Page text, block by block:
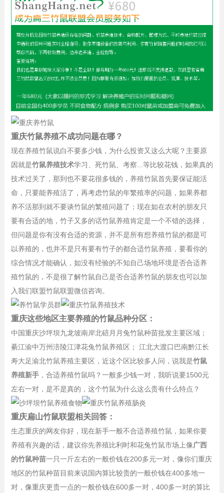
重庆竹鼠养殖不成功问题在哪？
现在养殖竹鼠说白不要多少钱，为什么投资又这么大呢？主要原
因就是竹鼠养殖技术学习、死竹鼠、考察...等比较花钱，如果真的
技术过关了，那到也不要花很多钱的，养殖竹鼠首先要保证能活
命，只要能养殖活了，再考虑竹鼠的年繁殖率的问题，如果养都
养不活那到就不要谈竹鼠的繁殖问题了；现在如在农村的朋友只
要有合适的地，竹子又多的话竹鼠养殖肯定是一个不错的选择，
但问题是你有没有合适的资源，并不是所有想养殖竹鼠的都是可
以养殖的，也并不是只有要有竹子的都合适竹鼠养殖，要看你的
综合情况才能确认，如没有经验的不知自己场地环境是否合适养
殖竹鼠的，不是很了解竹鼠自己是否合适养竹鼠的朋友也可以加
入我们联盟竹鼠联盟微信咨询。
重庆这些地区主要养殖的竹鼠品种分区：
中国重庆沙坪坝九龙坡南岸北碚月月兔竹鼠种苗批发主要区域；
綦江渝中万州涪陵江津花兔竹鼠养殖区； 江北大渡口巴南黔江长
寿大足渝北竹鼠养殖主要区，近这个区比较多人问，说我是竹鼠
养殖新手，合适养殖竹鼠吗？一般多少钱一对，我听说要1500元
左右一对，是不是真的，这个竹鼠为什么这么贵有什么特点？
重庆扁山竹鼠联盟相关回答：
生态重庆的网友你好，现在新手一般不合适养殖竹鼠，如果你要
养殖有兴趣的话，建议你先养殖比利时和花兔竹鼠市场上像广西
的竹鼠种苗一只一斤左右的一般价钱在200多元一对，像你们重庆
地区的竹鼠种苗目前来说国内算比较贵的一般价钱在400多地一
对，像重庆更贵一点的一般价钱在600多一对，400多一对的算比